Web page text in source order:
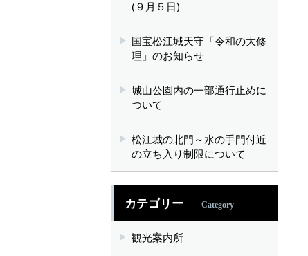
(９月５日)
国宝松江城天守「令和の大修
理」のお知らせ
城山公園内の一部通行止めに
ついて
松江城の北門～水の手門付近
の立ち入り制限について
カテゴリー Category
観光案内所